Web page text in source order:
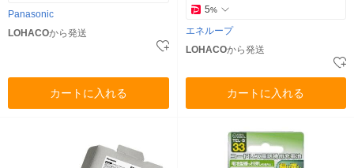
Panasonic
LOHACOから発送
カートに入れる
5%
エネループ
LOHACOから発送
カートに入れる